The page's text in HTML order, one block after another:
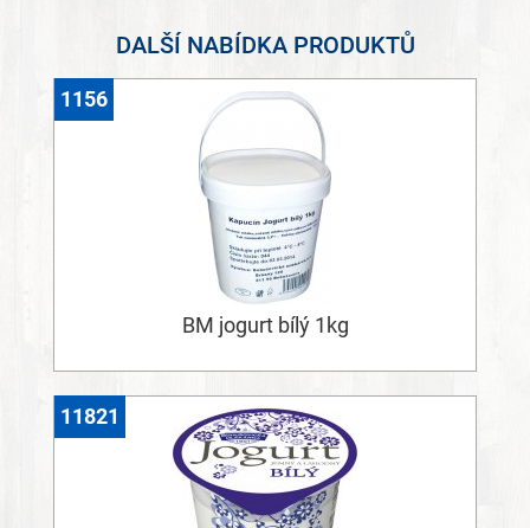
DALŠÍ NABÍDKA PRODUKTŮ
BM jogurt bílý 1kg
1156
11821